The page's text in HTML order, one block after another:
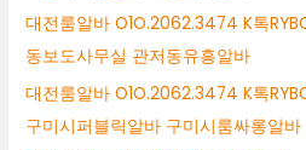
대전룸알바 O1O.2062.3474 K톡
동보도사무실 관저동유흥알바
대전룸알바 O1O.2062.3474 K톡
구미시퍼블릭알바 구미시룸싸롱알바